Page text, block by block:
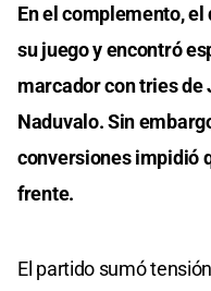
En el complemento,
su juego y encontró
marcador con tries de
Naduvalo. Sin
conversiones impidió
frente.
El partido sumó